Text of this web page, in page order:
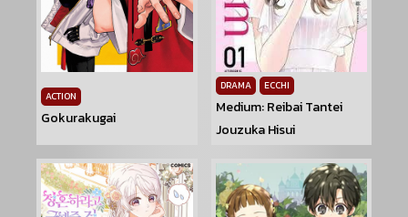
ACTION
Gokurakugai
DRAMA ECCHI
Medium: Reibai Tantei
Jouzuka Hisui